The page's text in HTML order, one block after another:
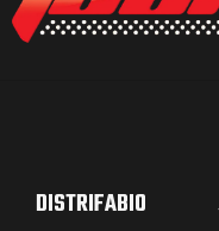
DISTRIFABIO